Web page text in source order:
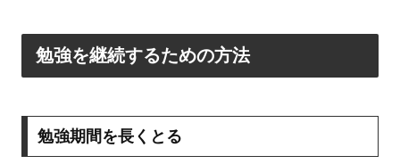
勉強を継続するための方法
勉強期間を長くとる